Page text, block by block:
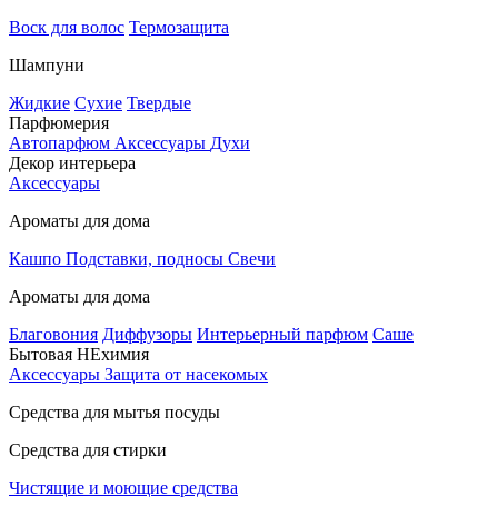
Воск для волос Термозащита
Шампуни
Жидкие Сухие Твердые
Парфюмерия
Автопарфюм Аксессуары Духи
Декор интерьера
Аксессуары
Ароматы для дома
Кашпо Подставки, подносы Свечи
Ароматы для дома
Благовония Диффузоры Интерьерный парфюм Саше
Бытовая НЕхимия
Аксессуары Защита от насекомых
Средства для мытья посуды
Средства для стирки
Чистящие и моющие средства